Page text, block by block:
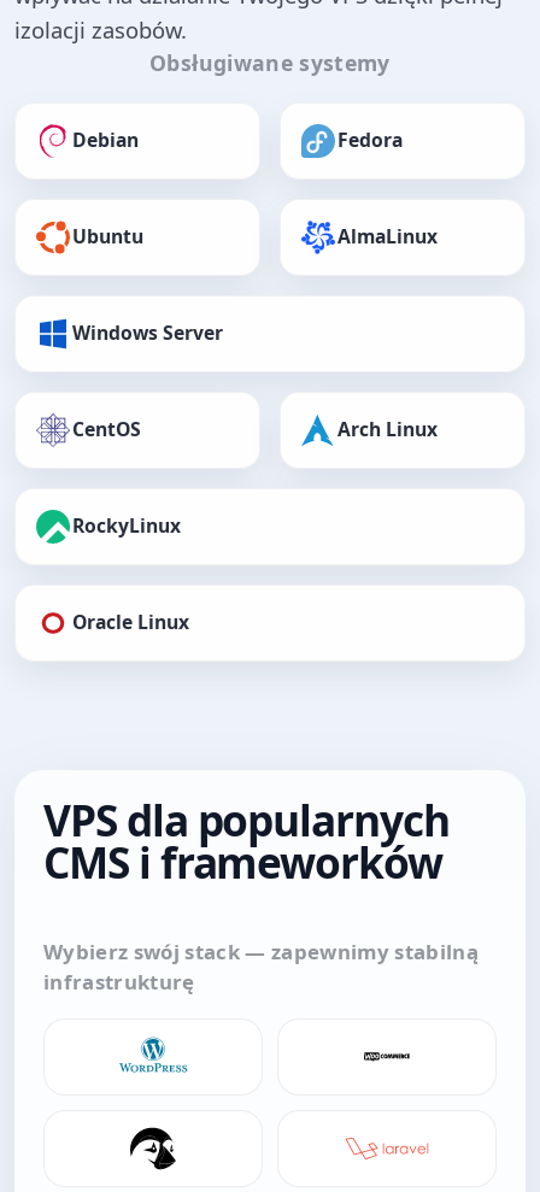
izolacji zasobów.
Obsługiwane systemy
Debian Fedora
Ubuntu AlmaLinux
Windows Server
CentOS Arch Linux
RockyLinux
Oracle Linux
VPS dla popularnych
CMS i frameworków
Wybierz swój stack — zapewnimy stabilną
infrastrukturę